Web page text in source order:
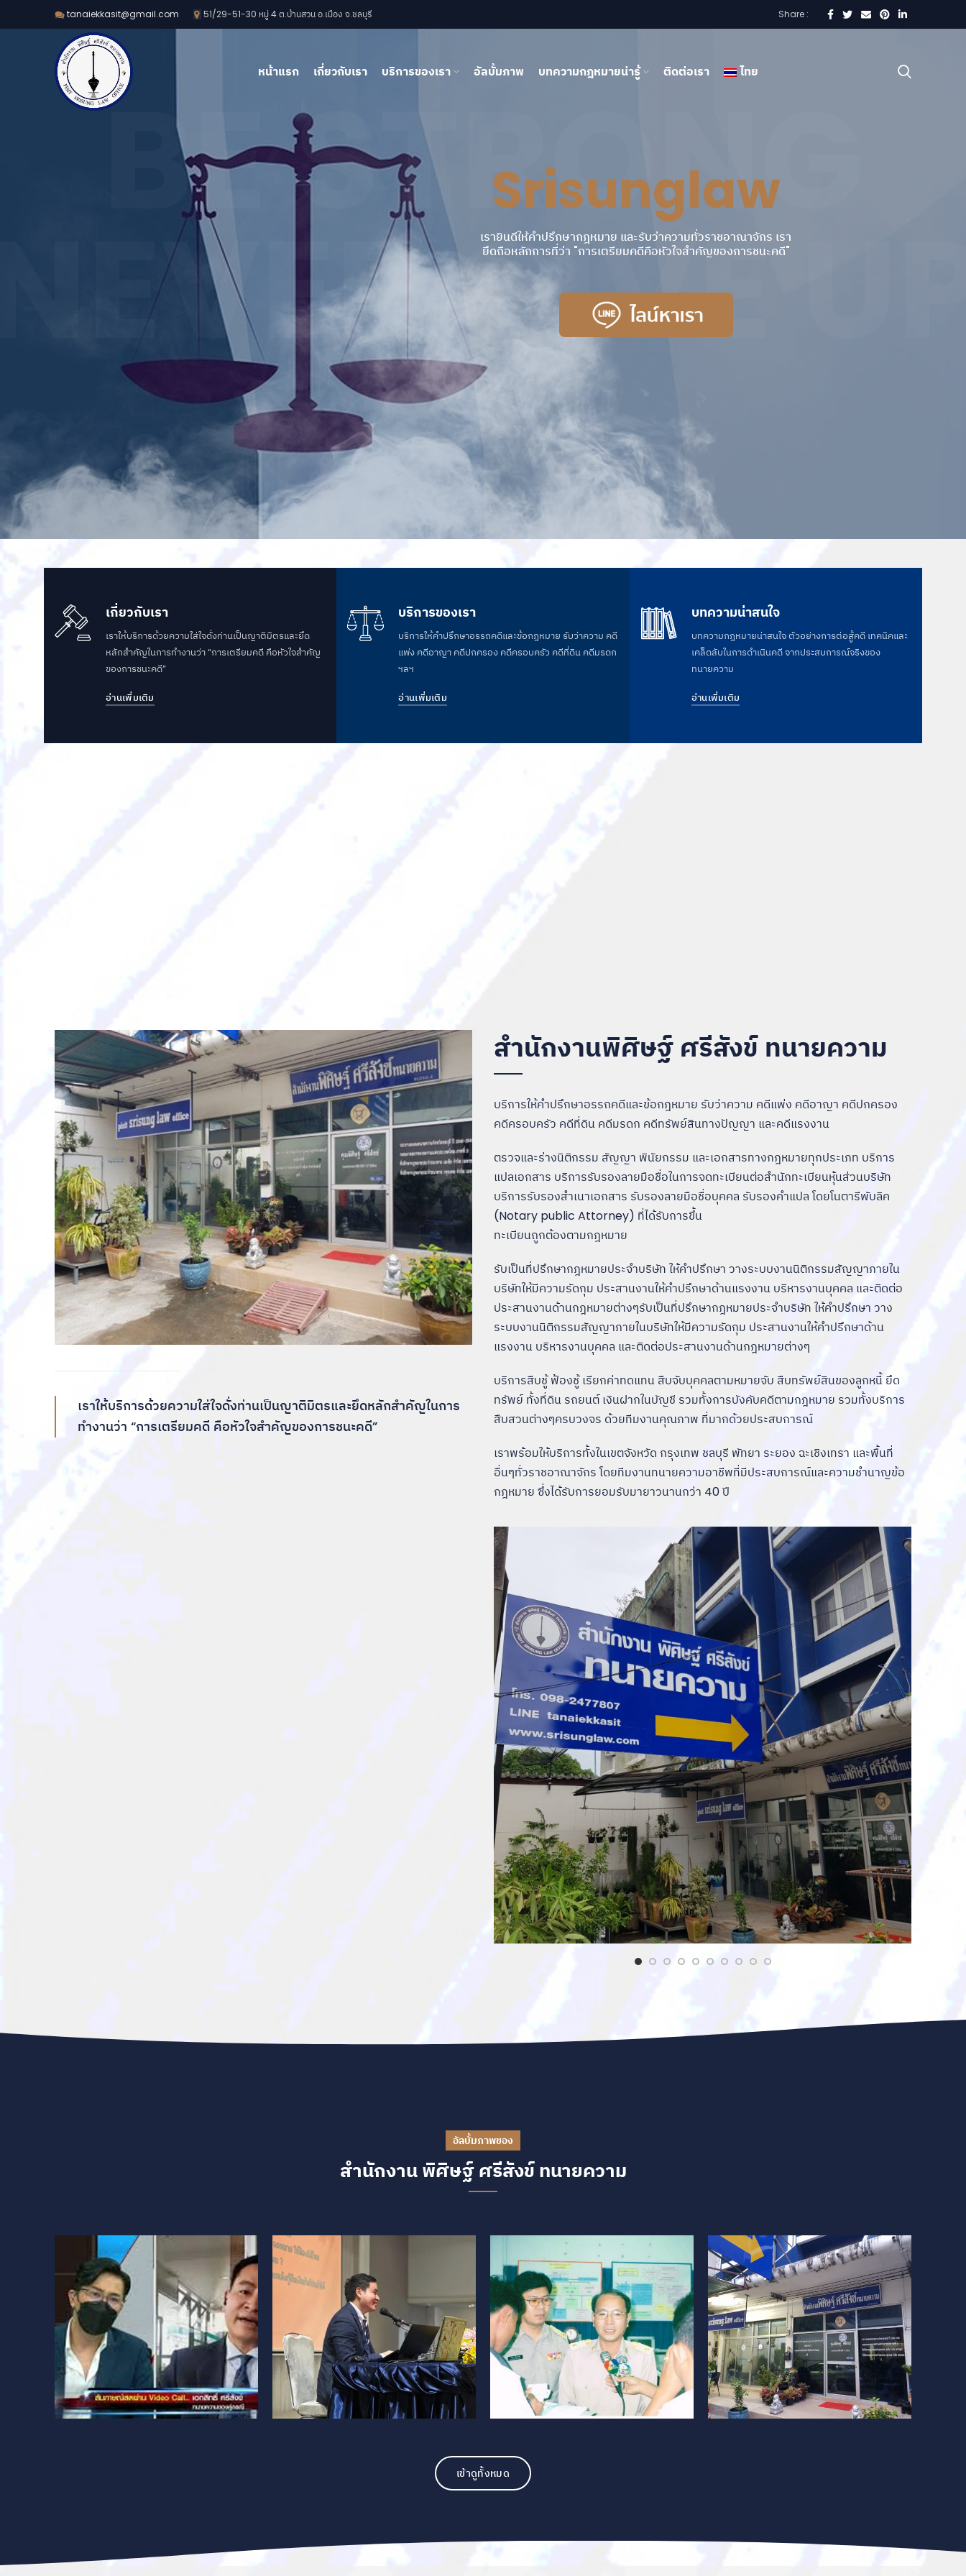
tanaiekkasit@gmail.com 51/29-51-30 หมู่ 4 ต.บ้านสวน อ.เมือง จ.ชลบุรี Share :
หน้าแรก เกี่ยวกับเรา บริการของเรา อัลบั้มภาพ บทความกฎหมายน่ารู้ ติดต่อเรา ไทย
เรายินดีให้คำปรึกษากฎหมาย และรับว่าความทั่วราชอาณาจักร เรา
ยึดถือหลักการที่ว่า "การเตรียมคดีคือหัวใจสำคัญของการชนะคดี"
Srisunglaw
BE STRONG
GIVE
เกี่ยวกับเรา
เราให้บริการด้วยความใส่ใจดั่งท่านเป็นญาติมิตรและยึด
หลักสำคัญในการทำงานว่า “การเตรียมคดี คือหัวใจสำคัญ
ของการชนะคดี”
อ่านเพิ่มเติม
บริการของเรา
บริการให้คำปรึกษาอรรถคดีและข้อกฎหมาย รับว่าความ คดี
แพ่ง คดีอาญา คดีปกครอง คดีครอบครัว คดีที่ดิน คดีมรดก
ฯลฯ
อ่านเพิ่มเติม
บทความน่าสนใจ
บทความกฎหมายน่าสนใจ ตัวอย่างการต่อสู้คดี เทคนิคและ
เคล็ดลับในการดำเนินคดี จากประสบการณ์จริงของ
ทนายความ
อ่านเพิ่มเติม
เราให้บริการด้วยความใส่ใจดั่งท่านเป็นญาติมิตรและยึดหลักสำคัญในการ
ทำงานว่า “การเตรียมคดี คือหัวใจสำคัญของการชนะคดี”
สำนักงานพิศิษฐ์ ศรีสังข์ ทนายความ
บริการให้คำปรึกษาอรรถคดีและข้อกฎหมาย รับว่าความ คดีแพ่ง คดีอาญา คดีปกครอง
คดีครอบครัว คดีที่ดิน คดีมรดก คดีทรัพย์สินทางปัญญา และคดีแรงงาน
ตรวจและร่างนิติกรรม สัญญา พินัยกรรม และเอกสารทางกฎหมายทุกประเภท บริการ
แปลเอกสาร บริการรับรองลายมือชื่อในการจดทะเบียนต่อสำนักทะเบียนหุ้นส่วนบริษัท
บริการรับรองสำเนาเอกสาร รับรองลายมือชื่อบุคคล รับรองคำแปล โดยโนตารีพับลิค
(Notary public Attorney) ที่ได้รับการขึ้น
ทะเบียนถูกต้องตามกฎหมาย
รับเป็นที่ปรึกษากฎหมายประจำบริษัท ให้คำปรึกษา วางระบบงานนิติกรรมสัญญาภายใน
บริษัทให้มีความรัดกุม ประสานงานให้คำปรึกษาด้านแรงงาน บริหารงานบุคคล และติดต่อ
ประสานงานด้านกฎหมายต่างๆรับเป็นที่ปรึกษากฎหมายประจำบริษัท ให้คำปรึกษา วาง
ระบบงานนิติกรรมสัญญาภายในบริษัทให้มีความรัดกุม ประสานงานให้คำปรึกษาด้าน
แรงงาน บริหารงานบุคคล และติดต่อประสานงานด้านกฎหมายต่างๆ
บริการสืบชู้ ฟ้องชู้ เรียกค่าทดแทน สืบจับบุคคลตามหมายจับ สืบทรัพย์สินของลูกหนี้ ยึด
ทรัพย์ ทั้งที่ดิน รถยนต์ เงินฝากในบัญชี รวมทั้งการบังคับคดีตามกฎหมาย รวมทั้งบริการ
สืบสวนต่างๆครบวงจร ด้วยทีมงานคุณภาพ ที่มากด้วยประสบการณ์
เราพร้อมให้บริการทั้งในเขตจังหวัด กรุงเทพ ชลบุรี พัทยา ระยอง ฉะเชิงเทรา และพื้นที่
อื่นๆทั่วราชอาณาจักร โดยทีมงานทนายความอาชีพที่มีประสบการณ์และความชำนาญข้อ
กฎหมาย ซึ่งได้รับการยอมรับมายาวนานกว่า 40 ปี
อัลบั้มภาพของ
สำนักงาน พิศิษฐ์ ศรีสังข์ ทนายความ
เข้าดูทั้งหมด